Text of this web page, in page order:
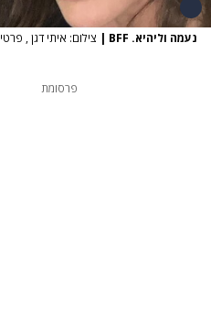
נעמה וליהיא. BFF | צילום: איתי דגן , פרטי
פרסומת